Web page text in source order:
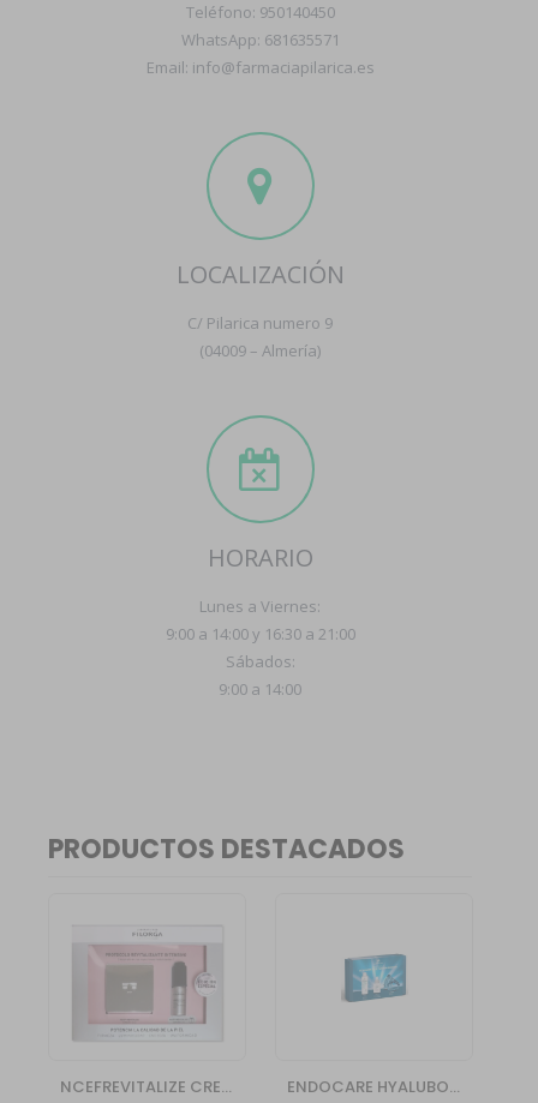
Teléfono: 950140450
WhatsApp: 681635571
Email: info@farmaciapilarica.es
LOCALIZACIÓN
C/ Pilarica numero 9
(04009 – Almería)
HORARIO
Lunes a Viernes:
9:00 a 14:00 y 16:30 a 21:00
Sábados:
9:00 a 14:00